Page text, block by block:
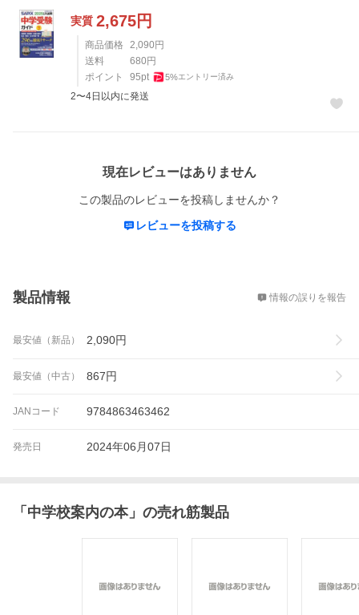
実質 2,675円
商品価格 2,090 円
送料
680 円
ポイント
95pt 5%エントリー済み
2〜4日以内に発送
現在レビューはありません
この製品のレビューを投稿しませんか？
レビューを投稿する
製品情報 情報の誤りを報告
最安値（新品） 2,090円
最安値（中古） 867円
JANコード 9784863463462
発売日 2024年06月07日
「 中学校案内の本」の売れ筋製品